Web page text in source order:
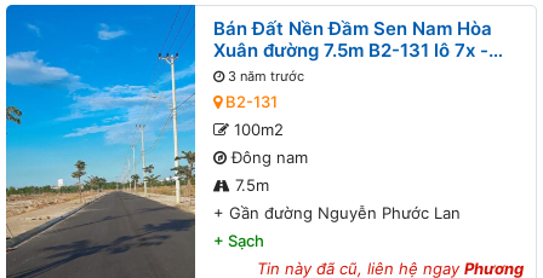
Bán Đất Nền Đầm Sen Nam Hòa
Xuân đường 7.5m B2-131 lô 7x -
Gần đường Nguyễn Phước Lan
3 năm trước
B2-131
100m2
Đông nam
7.5m
+ Gần đường Nguyễn Phước Lan
+ Sạch
Tin này đã cũ, liên hệ ngayPhương